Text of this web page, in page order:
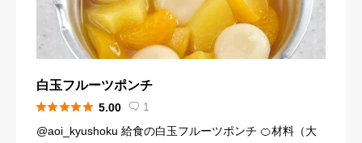
白玉フルーツポンチ
 5.00  1
@aoi_kyushoku 給食の白玉フルーツポンチ 🍊材料（大